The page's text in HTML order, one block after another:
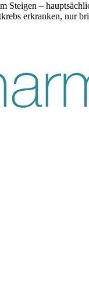
Steigen –
erkranken, nur